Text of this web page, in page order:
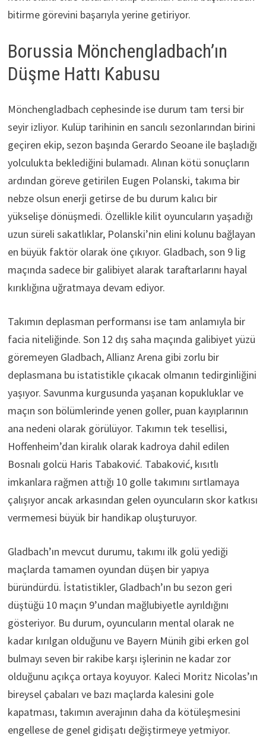
bitirme görevini başarıyla yerine getiriyor.
Borussia Mönchengladbach’ın
Düşme Hattı Kabusu
Mönchengladbach cephesinde ise durum tam tersi bir
seyir izliyor. Kulüp tarihinin en sancılı sezonlarından birini
geçiren ekip, sezon başında Gerardo Seoane ile başladığı
yolculukta beklediğini bulamadı. Alınan kötü sonuçların
ardından göreve getirilen Eugen Polanski, takıma bir
nebze olsun enerji getirse de bu durum kalıcı bir
yükselişe dönüşmedi. Özellikle kilit oyuncuların yaşadığı
uzun süreli sakatlıklar, Polanski’nin elini kolunu bağlayan
en büyük faktör olarak öne çıkıyor. Gladbach, son 9 lig
maçında sadece bir galibiyet alarak taraftarlarını hayal
kırıklığına uğratmaya devam ediyor.
Takımın deplasman performansı ise tam anlamıyla bir
facia niteliğinde. Son 12 dış saha maçında galibiyet yüzü
göremeyen Gladbach, Allianz Arena gibi zorlu bir
deplasmana bu istatistikle çıkacak olmanın tedirginliğini
yaşıyor. Savunma kurgusunda yaşanan kopukluklar ve
maçın son bölümlerinde yenen goller, puan kayıplarının
ana nedeni olarak görülüyor. Takımın tek tesellisi,
Hoffenheim’dan kiralık olarak kadroya dahil edilen
Bosnalı golcü Haris Tabaković. Tabaković, kısıtlı
imkanlara rağmen attığı 10 golle takımını sırtlamaya
çalışıyor ancak arkasından gelen oyuncuların skor katkısı
vermemesi büyük bir handikap oluşturuyor.
Gladbach’ın mevcut durumu, takımı ilk golü yediği
maçlarda tamamen oyundan düşen bir yapıya
büründürdü. İstatistikler, Gladbach’ın bu sezon geri
düştüğü 10 maçın 9’undan mağlubiyetle ayrıldığını
gösteriyor. Bu durum, oyuncuların mental olarak ne
kadar kırılgan olduğunu ve Bayern Münih gibi erken gol
bulmayı seven bir rakibe karşı işlerinin ne kadar zor
olduğunu açıkça ortaya koyuyor. Kaleci Moritz Nicolas’ın
bireysel çabaları ve bazı maçlarda kalesini gole
kapatması, takımın averajının daha da kötüleşmesini
engellese de genel gidişatı değiştirmeye yetmiyor.